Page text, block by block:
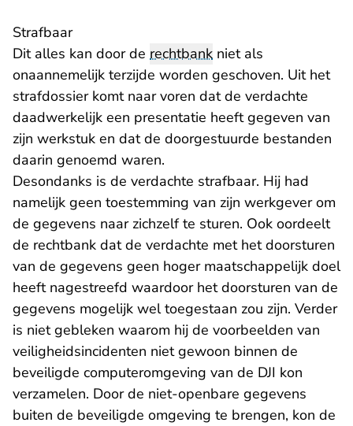
Strafbaar
Dit alles kan door de rechtbank niet als
onaannemelijk terzijde worden geschoven. Uit het
strafdossier komt naar voren dat de verdachte
daadwerkelijk een presentatie heeft gegeven van
zijn werkstuk en dat de doorgestuurde bestanden
daarin genoemd waren.
Desondanks is de verdachte strafbaar. Hij had
namelijk geen toestemming van zijn werkgever om
de gegevens naar zichzelf te sturen. Ook oordeelt
de rechtbank dat de verdachte met het doorsturen
van de gegevens geen hoger maatschappelijk doel
heeft nagestreefd waardoor het doorsturen van de
gegevens mogelijk wel toegestaan zou zijn. Verder
is niet gebleken waarom hij de voorbeelden van
veiligheidsincidenten niet gewoon binnen de
beveiligde computeromgeving van de DJI kon
verzamelen. Door de niet-openbare gegevens
buiten de beveiligde omgeving te brengen, kon de